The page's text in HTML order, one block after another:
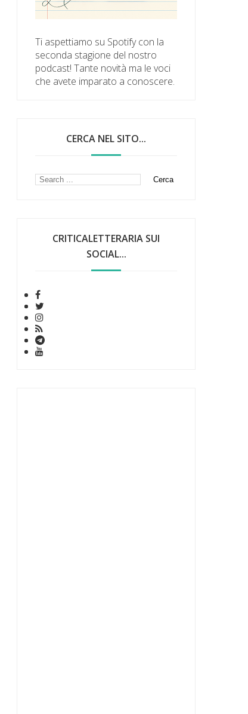
Ti aspettiamo su Spotify con la
seconda stagione del nostro
podcast! Tante novità ma le voci
che avete imparato a conoscere.
CERCA NEL SITO...
CRITICALETTERARIA SUI
SOCIAL...